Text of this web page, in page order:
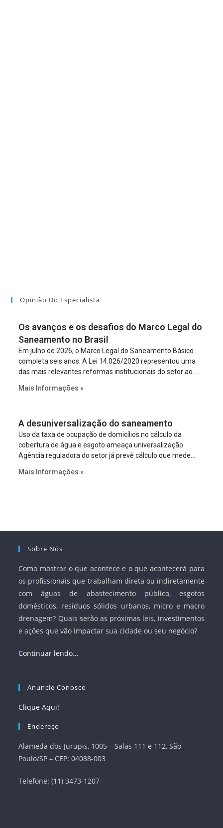
Opinião Do Especialista
Os avanços e os desafios do Marco Legal do
Saneamento no Brasil
Em julho de 2026, o Marco Legal do Saneamento Básico
completa seis anos. A Lei 14.026/2020 representou uma
das mais relevantes reformas institucionais do setor ao
serviços, ampliar a participação da iniciativa privada,
à segurança jurídica dos contratos.
Mais Informações »
A desuniversalização do saneamento
Uso da taxa de ocupação de domicílios no cálculo da
cobertura de água e esgoto ameaça universalização
Agência reguladora do setor já prevê cálculo que mede
Mais Informações »
Sobre Nós
Como mostrar o que acontece e o que acontecerá para
os profissionais que trabalham direta ou indiretamente
com águas de abastecimento público, esgotos
domésticos, resíduos sólidos urbanos, micro e macro
drenagem? Quais serão as próximas leis, investimentos
e ações que vão impactar sua cidade ou seu negócio?
Continuar lendo…
Anuncie Conosco
Clique Aqui!
Endereço
Alameda dos Jurupis, 1005 – Salas 111 e 112, São
Paulo/SP – CEP: 04088-003
Telefone: (11) 3473-1207